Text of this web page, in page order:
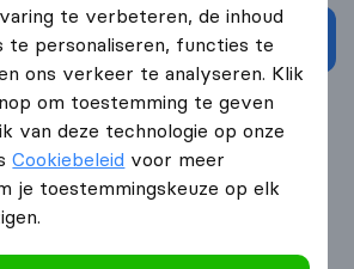
gratis offertes
785 Google reviews
te verbeteren, de inhoud
te personaliseren, functies te
ons verkeer te analyseren. Klik
om toestemming te geven
van deze technologie op onze
Cookiebeleid voor meer
je toestemmingskeuze op elk